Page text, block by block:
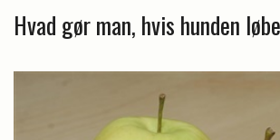
Hvad gør man, hvis hunden